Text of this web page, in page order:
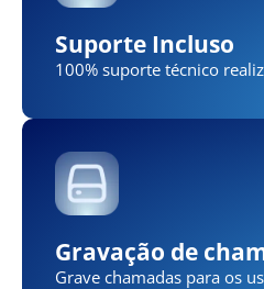
Suporte Incluso
100% suporte técnico
Gravação de
Grave chamadas para os